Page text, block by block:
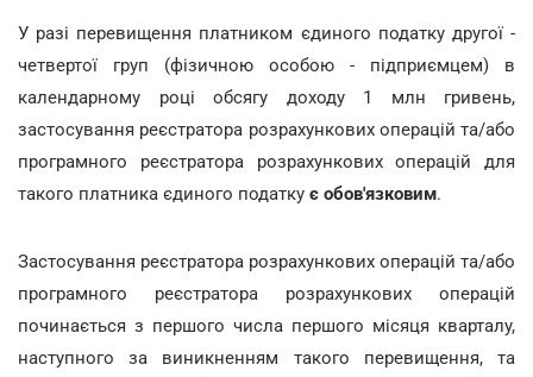
У разі перевищення платником єдиного податку другої -
четвертої груп (фізичною особою - підприємцем) в
календарному році обсягу доходу 1 млн гривень,
застосування реєстратора розрахункових операцій та/або
програмного реєстратора розрахункових операцій для
такого платника єдиного податку є обов'язковим.
Застосування реєстратора розрахункових операцій та/або
програмного реєстратора розрахункових операцій
починається з першого числа першого місяця кварталу,
наступного за виникненням такого перевищення, та